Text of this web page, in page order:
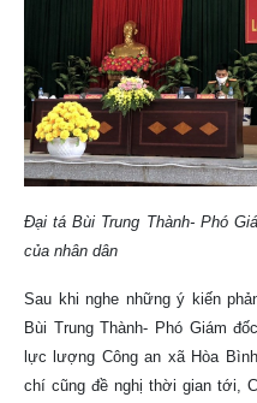
Đại tá Bùi Trung Thành- Phó
của nhân dân
Sau khi nghe những ý kiến
Bùi Trung Thành- Phó Giám
lực lượng Công an xã Hòa
chí cũng đề nghị thời gian tới,